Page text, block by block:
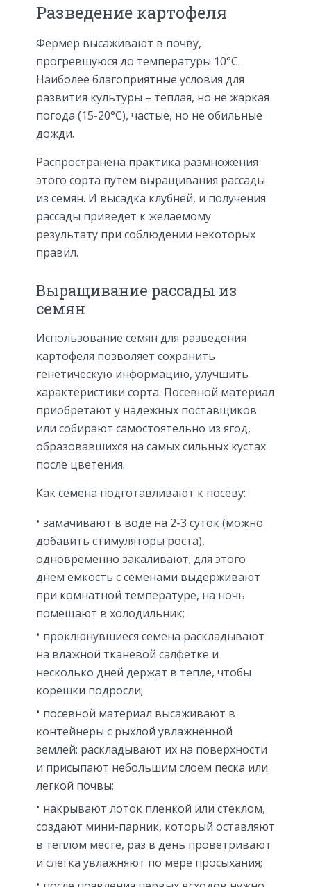
Разведение картофеля
Фермер высаживают в почву,
прогревшуюся до температуры 10°С.
Наиболее благоприятные условия для
развития культуры – теплая, но не жаркая
погода (15-20°С), частые, но не обильные
дожди.
Распространена практика размножения
этого сорта путем выращивания рассады
из семян. И высадка клубней, и получения
рассады приведет к желаемому
результату при соблюдении некоторых
правил.
Выращивание рассады из
семян
Использование семян для разведения
картофеля позволяет сохранить
генетическую информацию, улучшить
характеристики сорта. Посевной материал
приобретают у надежных поставщиков
или собирают самостоятельно из ягод,
образовавшихся на самых сильных кустах
после цветения.
Как семена подготавливают к посеву:
замачивают в воде на 2-3 суток (можно
добавить стимуляторы роста),
одновременно закаливают; для этого
днем емкость с семенами выдерживают
при комнатной температуре, на ночь
помещают в холодильник;
проклюнувшиеся семена раскладывают
на влажной тканевой салфетке и
несколько дней держат в тепле, чтобы
корешки подросли;
посевной материал высаживают в
контейнеры с рыхлой увлажненной
землей: раскладывают их на поверхности
и присыпают небольшим слоем песка или
легкой почвы;
накрывают лоток пленкой или стеклом,
создают мини-парник, который оставляют
в теплом месте, раз в день проветривают
и слегка увлажняют по мере просыхания;